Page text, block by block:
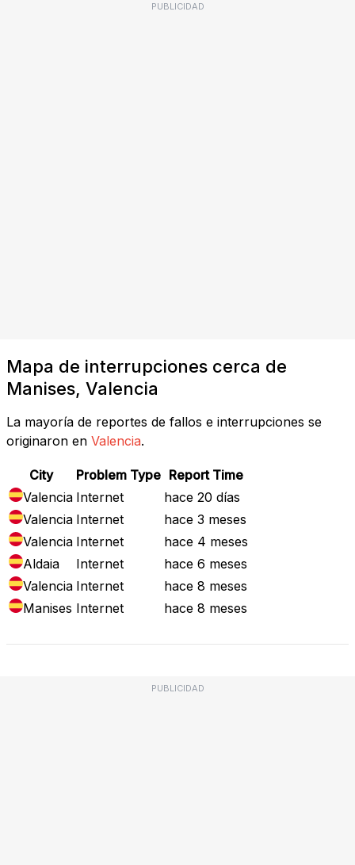
PUBLICIDAD
Mapa de interrupciones cerca de
Manises, Valencia
La mayoría de reportes de fallos e interrupciones se
originaron en Valencia.
City Problem Type Report Time
Valencia Internet
hace 20 días
Valencia Internet
hace 3 meses
Valencia Internet
hace 4 meses
Aldaia
Internet
hace 6 meses
Valencia Internet
hace 8 meses
Manises Internet hace 8 meses
PUBLICIDAD